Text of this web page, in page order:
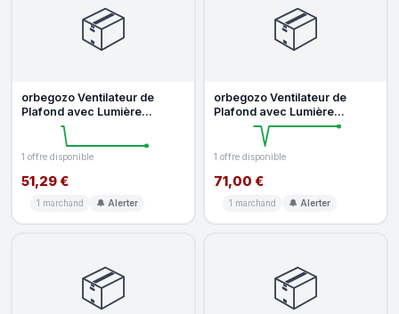
📦
orbegozo Ventilateur de
Plafond avec Lumière
Orbegozo CP15075N 50W
80cm 3 Vitess
1 offre disponible
51,29 €
1 marchand 🔔 Alerter
📦
orbegozo Ventilateur de
Plafond avec Lumière
Orbegozo CT 12105 55W
105cm 3 Vites
1 offre disponible
71,00 €
1 marchand 🔔 Alerter
📦 📦